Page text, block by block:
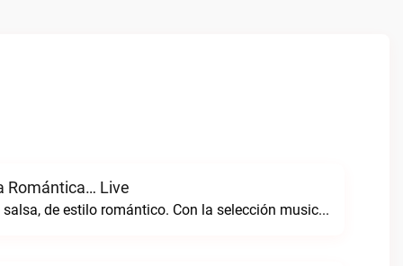
Romántica… Live
Radio de género salsa, de estilo romántico. Con la selección musical que nos gusta...Caracas. Salsa Romántica… live